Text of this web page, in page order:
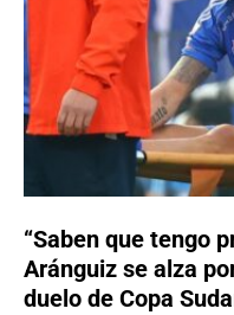
“Saben que tengo
Aránguiz se alza
duelo de Copa